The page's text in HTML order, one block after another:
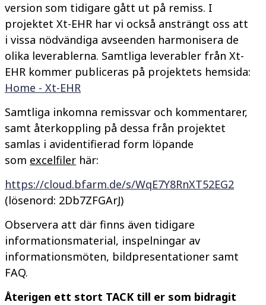
version som tidigare gått ut på remiss. I
projektet Xt-EHR har vi också ansträngt oss att
i vissa nödvändiga avseenden harmonisera de
olika leverablerna. Samtliga leverabler från Xt-
EHR kommer publiceras på projektets hemsida:
Home - Xt-EHR
Samtliga inkomna remissvar och kommentarer,
samt återkoppling på dessa från projektet
samlas i avidentifierad form löpande
som excelfiler här:
https://cloud.bfarm.de/s/WqE7Y8RnXT52EG2
(lösenord: 2Db7ZFGArJ)
Observera att där finns även tidigare
informationsmaterial, inspelningar av
informationsmöten, bildpresentationer samt
FAQ.
Återigen ett stort TACK till er som bidragit